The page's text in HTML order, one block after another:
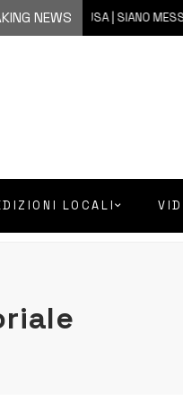
NEWS
SIRACUSA | SIANO MESSI A
LOCALI